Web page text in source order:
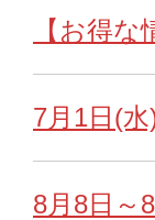
【お得
7月1日(
8月8日